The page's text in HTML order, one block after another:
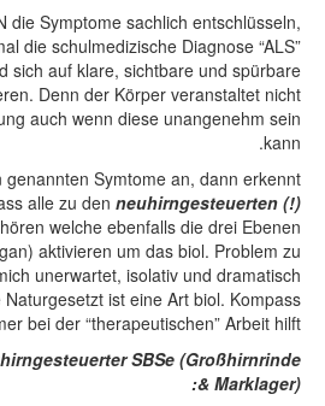
die Symptome sachlich entschlüsseln,
die schulmedizische Diagnose “ALS”
sich auf klare, sichtbare und spürbare
Denn der Körper veranstaltet nicht
auch wenn diese unangenehm sein
kann.
Symtome an, dann erkennt
alle zu den neuhirngesteuerten (!)
welche ebenfalls die drei Ebenen
aktivieren um das biol. Problem zu
unerwartet, isolativ und dramatisch
Naturgesetzt ist eine Art biol. Kompass
bei der “therapeutischen” Arbeit hilft.
SBSe (Großhirnrinde
& Marklager):